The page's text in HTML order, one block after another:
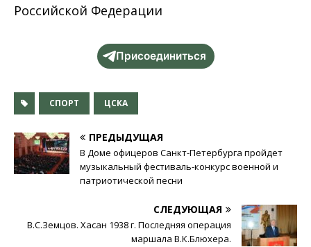
Российской Федерации
Присоединиться
СПОРТ ЦСКА
ПРЕДЫДУЩАЯ
В Доме офицеров Санкт-Петербурга пройдет
музыкальный фестиваль-конкурс военной и
патриотической песни
СЛЕДУЮЩАЯ
В.С.Земцов. Хасан 1938 г. Последняя операция
маршала В.К.Блюхера.